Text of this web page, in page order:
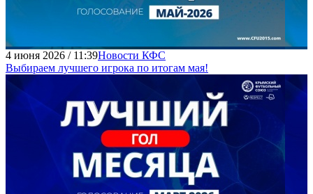
4 июня 2026 / 11:39Новости КФС
Выбираем лучшего игрока по итогам мая!